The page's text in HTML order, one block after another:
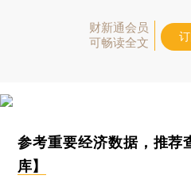
财新通会员
可畅读全文
参考重要经济数据，推荐
库】